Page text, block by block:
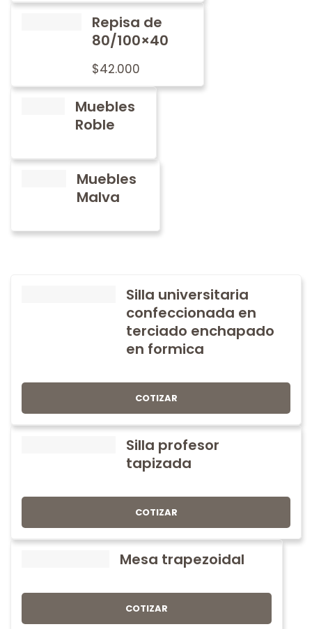
Repisa de
80/100×40
$42.000
Muebles
Roble
Muebles
Malva
Silla universitaria
confeccionada en
terciado enchapado
en formica
COTIZAR
Silla profesor
tapizada
COTIZAR
Mesa trapezoidal
COTIZAR